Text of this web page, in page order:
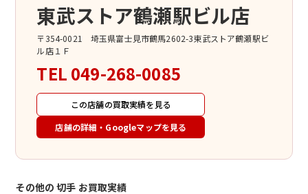
東武ストア鶴瀬駅ビル店
〒354-0021 埼玉県富士見市鶴馬2602-3東武ストア鶴瀬駅ビ
ル店１Ｆ
TEL 049-268-0085
この店舗の買取実績を見る
店舗の詳細・Googleマップを見る
その他の 切手 お買取実績